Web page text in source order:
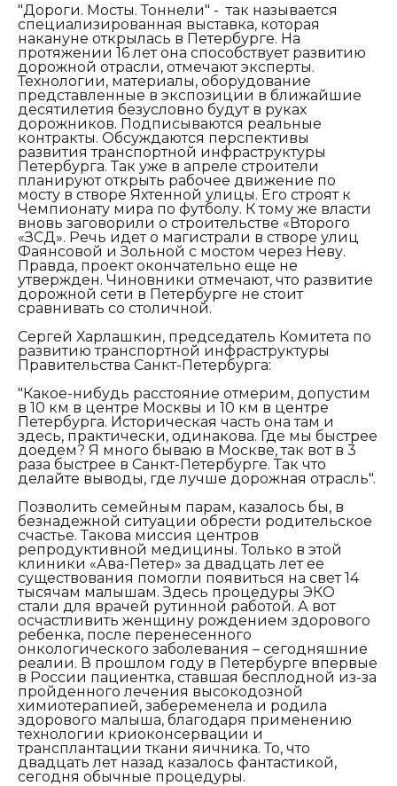
"Дороги. Мосты. Тоннели" - так называется
специализированная выставка, которая
накануне открылась в Петербурге. На
протяжении 16 лет она способствует развитию
дорожной отрасли, отмечают эксперты.
Технологии, материалы, оборудование
представленные в экспозиции в ближайшие
десятилетия безусловно будут в руках
дорожников. Подписываются реальные
контракты. Обсуждаются перспективы
развития транспортной инфраструктуры
Петербурга. Так уже в апреле строители
планируют открыть рабочее движение по
мосту в створе Яхтенной улицы. Его строят к
Чемпионату мира по футболу. К тому же власти
вновь заговорили о строительстве «Второго
«ЗСД». Речь идет о магистрали в створе улиц
Фаянсовой и Зольной с мостом через Неву.
Правда, проект окончательно еще не
утвержден. Чиновники отмечают, что развитие
дорожной сети в Петербурге не стоит
сравнивать со столичной.
Сергей Харлашкин, председатель Комитета по
развитию транспортной инфраструктуры
Правительства Санкт-Петербурга:
"Какое-нибудь расстояние отмерим, допустим
в 10 км в центре Москвы и 10 км в центре
Петербурга. Историческая часть она там и
здесь, практически, одинакова. Где мы быстрее
доедем? Я много бываю в Москве, так вот в 3
раза быстрее в Санкт-Петербурге. Так что
делайте выводы, где лучше дорожная отрасль".
Позволить семейным парам, казалось бы, в
безнадежной ситуации обрести родительское
счастье. Такова миссия центров
репродуктивной медицины. Только в этой
клиники «Ава-Петер» за двадцать лет ее
существования помогли появиться на свет 14
тысячам малышам. Здесь процедуры ЭКО
стали для врачей рутинной работой. А вот
осчастливить женщину рождением здорового
ребенка, после перенесенного
онкологического заболевания – сегодняшние
реалии. В прошлом году в Петербурге впервые
в России пациентка, ставшая бесплодной из-за
пройденного лечения высокодозной
химиотерапией, забеременела и родила
здорового малыша, благодаря применению
технологии криоконсервации и
трансплантации ткани яичника. То, что
двадцать лет назад казалось фантастикой,
сегодня обычные процедуры.